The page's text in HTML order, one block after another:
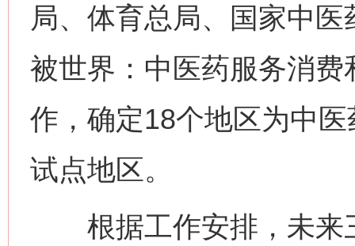
局、体育总局、国家中
被世界：中医药服务消费
作，确定18个地区为中
试点地区。
根据工作安排，未来